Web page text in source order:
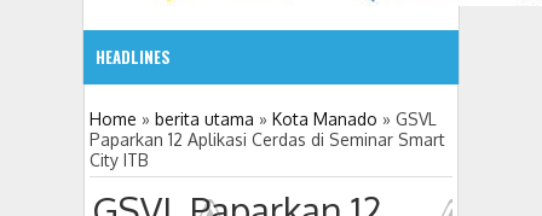
HEADLINES
5:03 PM
Semarakkan Hari Bhayangkara, Polres Tomohon Gelar
Home » berita utama » Kota Manado » GSVL
Paparkan 12 Aplikasi Cerdas di Seminar Smart
City ITB